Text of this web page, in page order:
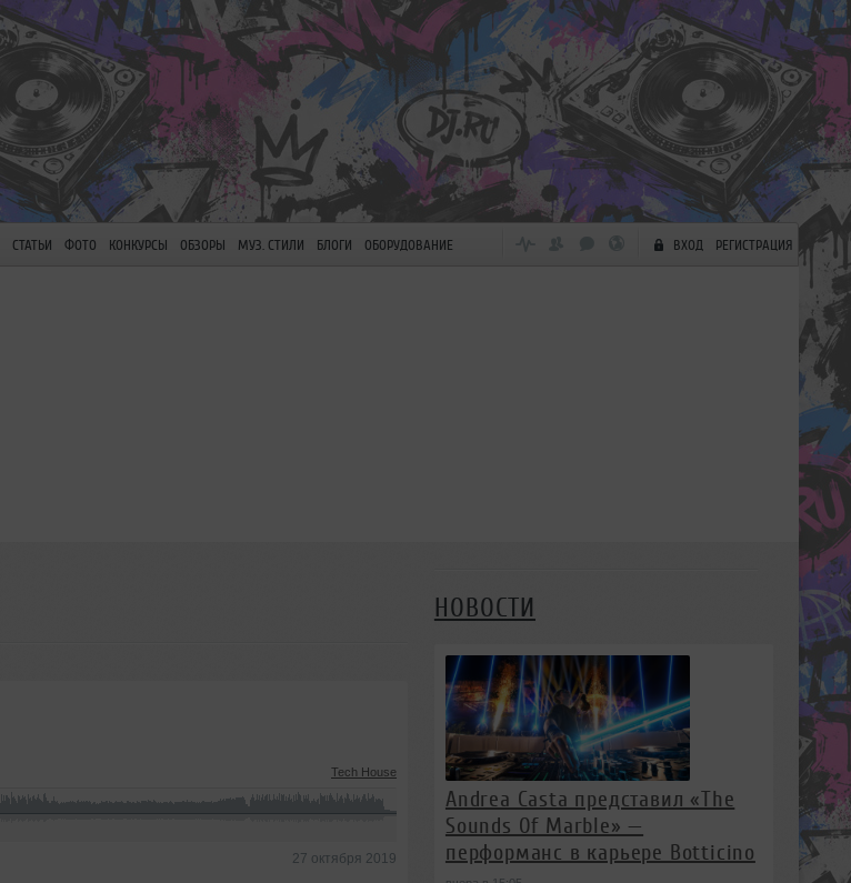
СТАТЬИ ФОТО КОНКУРСЫ ОБЗОРЫ МУЗ. СТИЛИ БЛОГИ ОБОРУДОВАНИЕ ВХОД РЕГИСТРАЦИЯ
Tech House
27 октября 2019
НОВОСТИ
Andrea Casta представил «The
Sounds Of Marble» —
перформанс в карьере Botticino